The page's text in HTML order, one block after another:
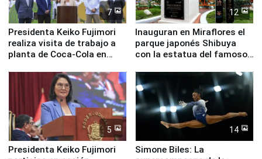
7
Presidenta Keiko Fujimori
realiza visita de trabajo a
planta de Coca-Cola en
12
Inauguran en Miraflores el
parque japonés Shibuya
con la estatua del famoso
5
Presidenta Keiko Fujimori
14
Simone Biles: La